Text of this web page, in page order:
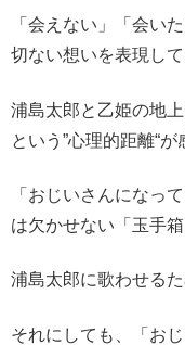
「会えない」「会い
切ない想いを表現して
浦島太郎と乙姫の地
という”心理的距離“が
「おじいさんになっ
は欠かせない「玉手
浦島太郎に歌わせる
それにしても、「お